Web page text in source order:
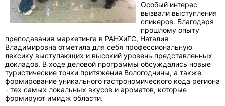
Особый интерес
вызвали выступления
спикеров. Благодаря
прошлому опыту
преподавания маркетинга в РАНХиГС, Наталия
Владимировна отметила для себя профессиональную
лексику выступающих и высокий уровень представленных
докладов. В ходе деловой программы обсуждались новые
туристические точки притяжения Вологодчины, а также
формирование уникального гастрономического кода региона
- тех самых локальных вкусов и ароматов, которые
формируют имидж области.